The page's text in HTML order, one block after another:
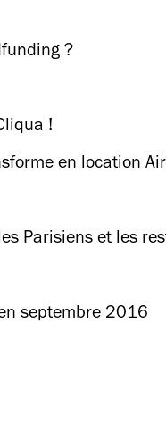
?
!
en location
Parisiens et les
septembre 2016